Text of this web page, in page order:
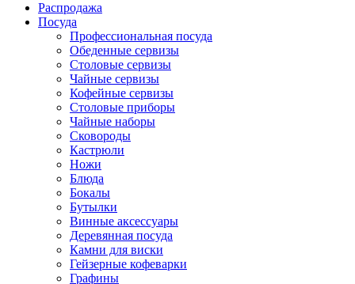
Распродажа
Посуда
Профессиональная посуда
Обеденные сервизы
Столовые сервизы
Чайные сервизы
Кофейные сервизы
Столовые приборы
Чайные наборы
Сковороды
Кастрюли
Ножи
Блюда
Бокалы
Бутылки
Винные аксессуары
Деревянная посуда
Камни для виски
Гейзерные кофеварки
Графины